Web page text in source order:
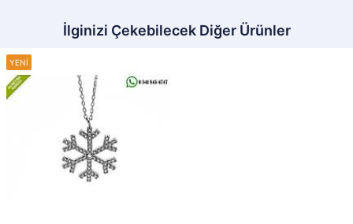
İlginizi Çekebilecek Diğer Ürünler